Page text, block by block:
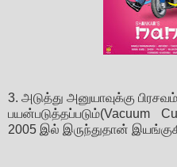
3. அடுத்து அனுயாவுக்கு
பயன்படுத்தப்படும்(Vacuum
2005 இல் இருந்துதான்